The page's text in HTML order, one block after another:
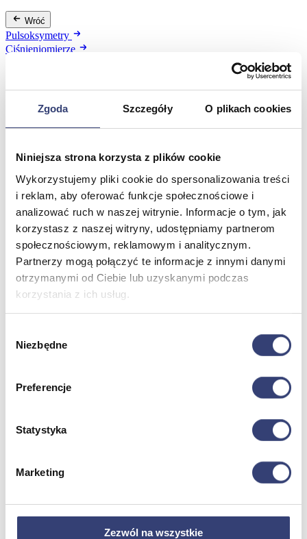
Zgoda Szczegóły O plikach cookies
Niniejsza strona korzysta z plików cookie
Wykorzystujemy pliki cookie do spersonalizowania treści
i reklam, aby oferować funkcje społecznościowe i
analizować ruch w naszej witrynie. Informacje o tym, jak
korzystasz z naszej witryny, udostępniamy partnerom
społecznościowym, reklamowym i analitycznym.
Partnerzy mogą połączyć te informacje z innymi danymi
otrzymanymi od Ciebie lub uzyskanymi podczas
korzystania z ich usług.
zgody
Niezbędne
Preferencje
Statystyka
Marketing
Zezwól na wszystkie
Wróć
Pulsoksymetry
Ciśnieniomierze
Artykuły Przeciwodleżynowe
Stetoskopy
Termometry
Zobacz wszystko
Meble medyczne
Kozetki
Pielęgnacja mebli
Taborety i krzesła
Stoły
Parawany
Fotele
Zobacz wszystko
Spa & Wellness
Fotele do masażu
Zobacz wszystko
Dofinansowania
Wróć
Dofinansowania